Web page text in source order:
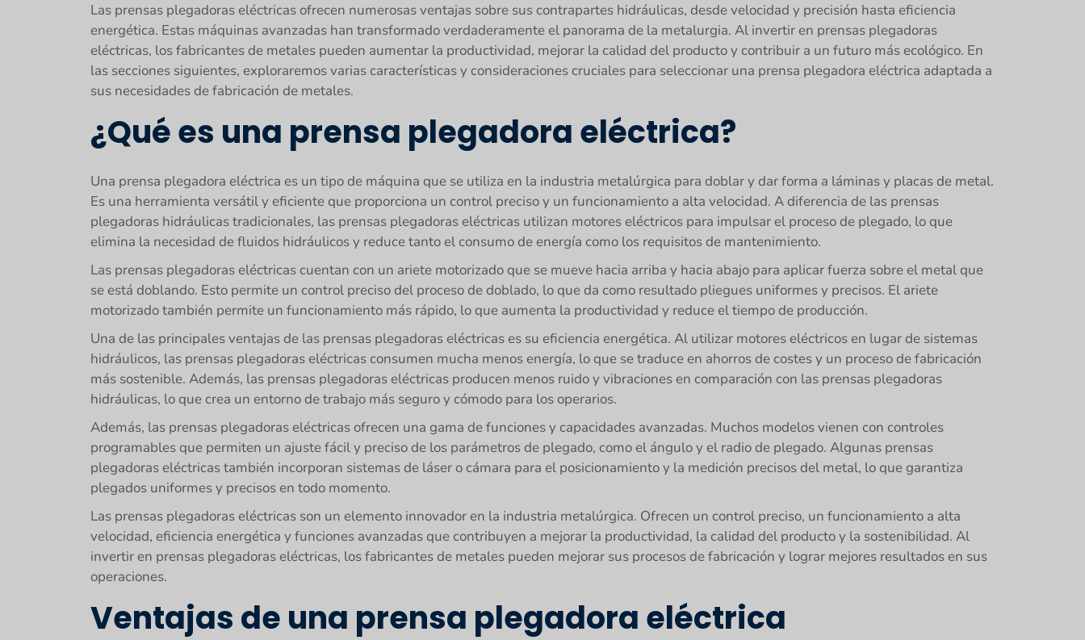
Las prensas plegadoras eléctricas ofrecen numerosas ventajas sobre sus contrapartes hidráulicas, desde velocidad y precisión hasta eficiencia
energética. Estas máquinas avanzadas han transformado verdaderamente el panorama de la metalurgia. Al invertir en prensas plegadoras
eléctricas, los fabricantes de metales pueden aumentar la productividad, mejorar la calidad del producto y contribuir a un futuro más ecológico. En
las secciones siguientes, exploraremos varias características y consideraciones cruciales para seleccionar una prensa plegadora eléctrica adaptada a
sus necesidades de fabricación de metales.
¿Qué es una prensa plegadora eléctrica?
Una prensa plegadora eléctrica es un tipo de máquina que se utiliza en la industria metalúrgica para doblar y dar forma a láminas y placas de metal.
Es una herramienta versátil y eficiente que proporciona un control preciso y un funcionamiento a alta velocidad. A diferencia de las prensas
plegadoras hidráulicas tradicionales, las prensas plegadoras eléctricas utilizan motores eléctricos para impulsar el proceso de plegado, lo que
elimina la necesidad de fluidos hidráulicos y reduce tanto el consumo de energía como los requisitos de mantenimiento.
Las prensas plegadoras eléctricas cuentan con un ariete motorizado que se mueve hacia arriba y hacia abajo para aplicar fuerza sobre el metal que
se está doblando. Esto permite un control preciso del proceso de doblado, lo que da como resultado pliegues uniformes y precisos. El ariete
motorizado también permite un funcionamiento más rápido, lo que aumenta la productividad y reduce el tiempo de producción.
Una de las principales ventajas de las prensas plegadoras eléctricas es su eficiencia energética. Al utilizar motores eléctricos en lugar de sistemas
hidráulicos, las prensas plegadoras eléctricas consumen mucha menos energía, lo que se traduce en ahorros de costes y un proceso de fabricación
más sostenible. Además, las prensas plegadoras eléctricas producen menos ruido y vibraciones en comparación con las prensas plegadoras
hidráulicas, lo que crea un entorno de trabajo más seguro y cómodo para los operarios.
Además, las prensas plegadoras eléctricas ofrecen una gama de funciones y capacidades avanzadas. Muchos modelos vienen con controles
programables que permiten un ajuste fácil y preciso de los parámetros de plegado, como el ángulo y el radio de plegado. Algunas prensas
plegadoras eléctricas también incorporan sistemas de láser o cámara para el posicionamiento y la medición precisos del metal, lo que garantiza
plegados uniformes y precisos en todo momento.
Las prensas plegadoras eléctricas son un elemento innovador en la industria metalúrgica. Ofrecen un control preciso, un funcionamiento a alta
velocidad, eficiencia energética y funciones avanzadas que contribuyen a mejorar la productividad, la calidad del producto y la sostenibilidad. Al
invertir en prensas plegadoras eléctricas, los fabricantes de metales pueden mejorar sus procesos de fabricación y lograr mejores resultados en sus
operaciones.
Ventajas de una prensa plegadora eléctrica